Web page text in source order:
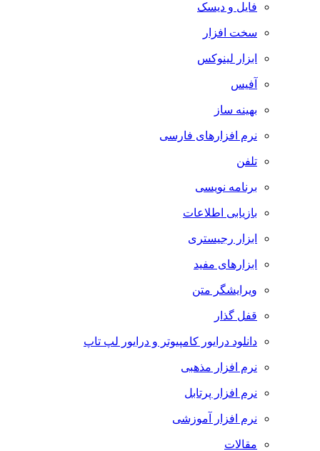
فایل و دیسک
سخت افزار
ابزار لینوکس
آفیس
بهینه ساز
نرم افزارهای فارسی
تلفن
برنامه نویسی
بازیابی اطلاعات
ابزار رجیستری
ابزارهای مفید
ویرایشگر متن
قفل گذار
دانلود درایور کامپیوتر و درایور لپ تاپ
نرم افزار مذهبی
نرم افزار پرتابل
نرم افزار آموزشی
مقالات